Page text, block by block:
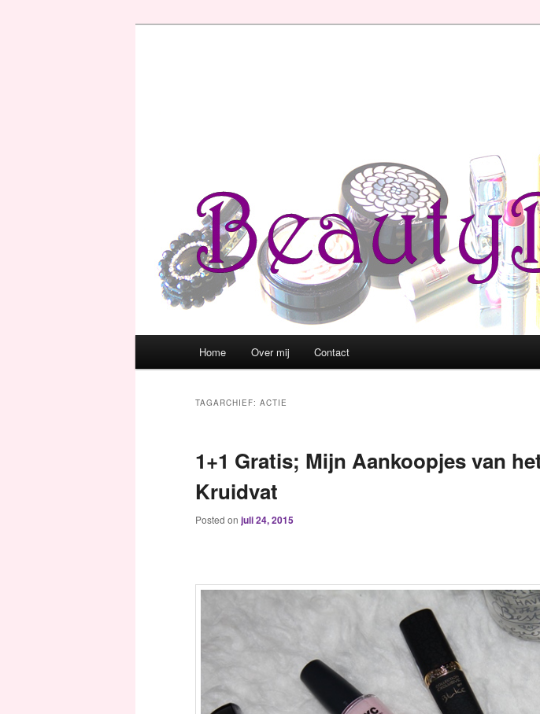
Spring naar de primaire inhoud
Spring naar de secundaire inhoud
Home Over mij Contact
TAGARCHIEF: ACTIE
1+1 Gratis; Mijn Aankoopjes van
Kruidvat
Posted on juli 24, 2015